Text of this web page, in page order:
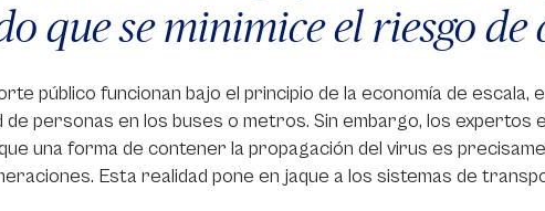
que se minimice el riesgo de
público funcionan bajo el principio de la economía de escala,
de personas en los buses o metros. Sin embargo, los expertos
una forma de contener la propagación del virus es
Esta realidad pone en jaque a los sistemas de